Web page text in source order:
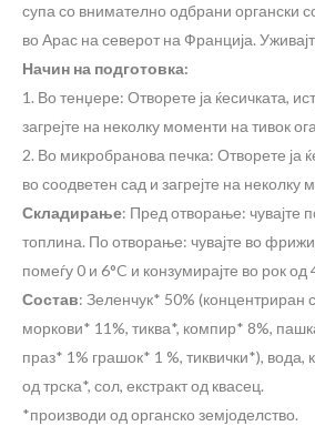
супа со внимателно одбрани органски
во Арас на северот на Франција.
Начин на подготовка:
1. Во тенџере: Отворете ја ќесичката,
загрејте нa неколку моменти на тивок
2. Во микробранова печка: Отворете ја
во соодветен сад и загрејте на неколку
Складирање: Пред отворање: чувајте
топлина. По отворање: чувајте во
помеѓу 0 и 6°C и конзумирајте во рок од
Состав: Зеленчук* 50% (концентриран
моркови* 11%, тиква*, компир* 8%,
праз* 1% грашок* 1 %, тиквички*), вода,
од трска*, сол, екстракт од квасец.
*производи од органско земјоделство.